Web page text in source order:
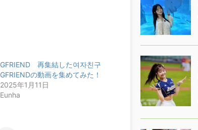
GFRIEND 再集結した여자친구
GFRIENDの動画を集めてみた！
2025年1月11日
Eunha